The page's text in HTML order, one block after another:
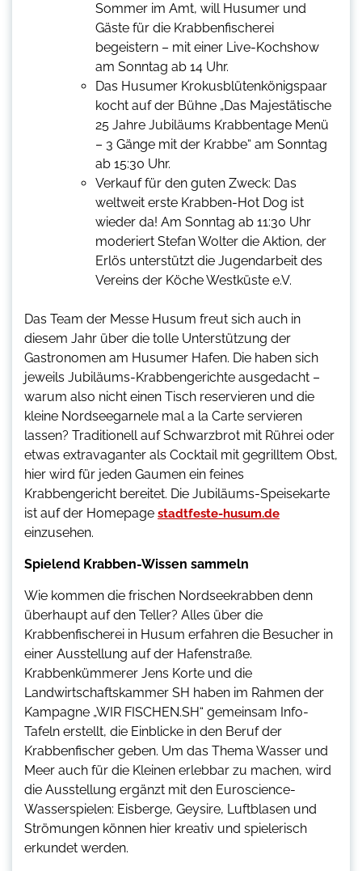
Sommer im Amt, will Husumer und
Gäste für die Krabbenfischerei
begeistern – mit einer Live-Kochshow
am Sonntag ab 14 Uhr.
Das Husumer Krokusblütenkönigspaar
kocht auf der Bühne „Das Majestätische
25 Jahre Jubiläums Krabbentage Menü
– 3 Gänge mit der Krabbe“ am Sonntag
ab 15:30 Uhr.
Verkauf für den guten Zweck: Das
weltweit erste Krabben-Hot Dog ist
wieder da! Am Sonntag ab 11:30 Uhr
moderiert Stefan Wolter die Aktion, der
Erlös unterstützt die Jugendarbeit des
Vereins der Köche Westküste e.V.
Das Team der Messe Husum freut sich auch in
diesem Jahr über die tolle Unterstützung der
Gastronomen am Husumer Hafen. Die haben sich
jeweils Jubiläums-Krabbengerichte ausgedacht –
warum also nicht einen Tisch reservieren und die
kleine Nordseegarnele mal a la Carte servieren
lassen? Traditionell auf Schwarzbrot mit Rührei oder
etwas extravaganter als Cocktail mit gegrilltem Obst,
hier wird für jeden Gaumen ein feines
Krabbengericht bereitet. Die Jubiläums-Speisekarte
ist auf der Homepage stadtfeste-husum.de
einzusehen.
Spielend Krabben-Wissen sammeln
Wie kommen die frischen Nordseekrabben denn
überhaupt auf den Teller? Alles über die
Krabbenfischerei in Husum erfahren die Besucher in
einer Ausstellung auf der Hafenstraße.
Krabbenkümmerer Jens Korte und die
Landwirtschaftskammer SH haben im Rahmen der
Kampagne „WIR FISCHEN.SH“ gemeinsam Info-
Tafeln erstellt, die Einblicke in den Beruf der
Krabbenfischer geben. Um das Thema Wasser und
Meer auch für die Kleinen erlebbar zu machen, wird
die Ausstellung ergänzt mit den Euroscience-
Wasserspielen: Eisberge, Geysire, Luftblasen und
Strömungen können hier kreativ und spielerisch
erkundet werden.